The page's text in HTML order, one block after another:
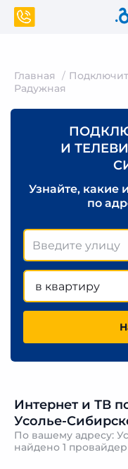
Главная
Радужная
И
Узнайте, какие
по
в квартиру
Интернет и ТВ
Усолье-
По вашему адресу:
найдено 1 провайдер